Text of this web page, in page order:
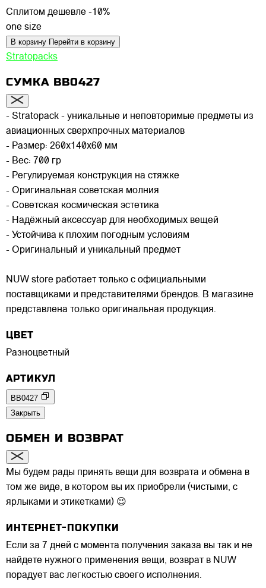
Сплитом дешевле -10%
one size
В корзину Перейти в корзину
Stratopacks
СУМКА BB0427
- Stratopack - уникальные и неповторимые предметы из
авиационных сверхпрочных материалов
- Размер: 260x140x60 мм
- Вес: 700 гр
- Регулируемая конструкция на стяжке
- Оригинальная советская молния
- Советская космическая эстетика
- Надёжный аксессуар для необходимых вещей
- Устойчива к плохим погодным условиям
- Оригинальный и уникальный предмет
NUW store работает только с официальными
поставщиками и представителями брендов. В магазине
представлена только оригинальная продукция.
ЦВЕТ
Разноцветный
АРТИКУЛ
BB0427
Закрыть
ОБМЕН И ВОЗВРАТ
Мы будем рады принять вещи для возврата и обмена в
том же виде, в котором вы их приобрели (чистыми, с
ярлыками и этикетками) 😉
ИНТЕРНЕТ-ПОКУПКИ
Если за 7 дней с момента получения заказа вы так и не
найдете нужного применения вещи, возврат в NUW
порадует вас легкостью своего исполнения.